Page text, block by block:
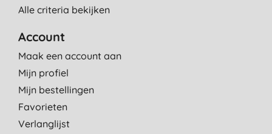
Alle criteria bekijken
Account
Maak een account aan
Mijn profiel
Mijn bestellingen
Favorieten
Verlanglijst